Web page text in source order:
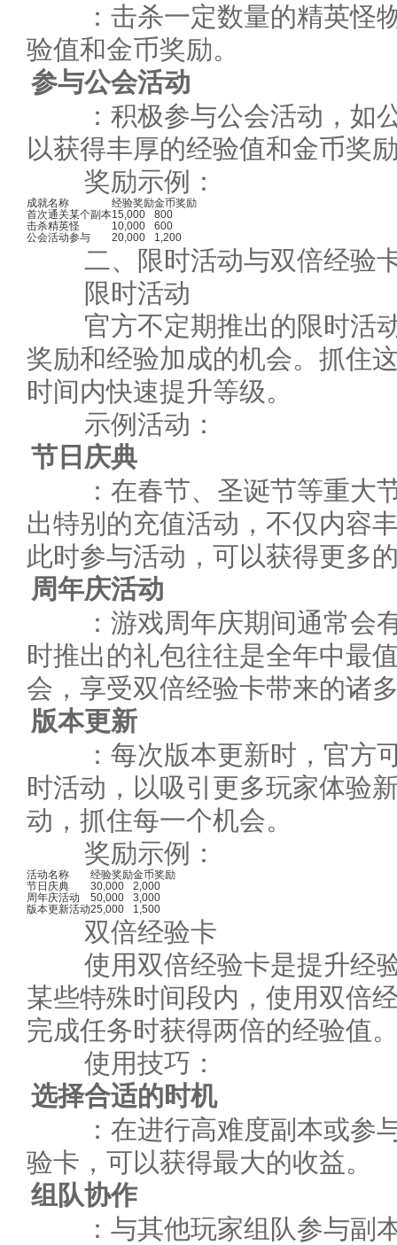
：击杀一定数量的精英怪
验值和金币奖励。
参与公会活动
：积极参与公会活动，如
以获得丰厚的经验值和金币奖
奖励示例：
成就名称 经验奖励金币奖励
首次通关某个副本15,000
800
击杀精英怪
10,000
600
公会活动参与
20,000 1,200
二、限时活动与双倍经验
限时活动
官方不定期推出的限时活
奖励和经验加成的机会。抓住
时间内快速提升等级。
示例活动：
节日庆典
：在春节、圣诞节等重大
出特别的充值活动，不仅内容
此时参与活动，可以获得更多
周年庆活动
：游戏周年庆期间通常会
时推出的礼包往往是全年中最
会，享受双倍经验卡带来的诸
版本更新
：每次版本更新时，官方
时活动，以吸引更多玩家体验
动，抓住每一个机会。
奖励示例：
活动名称 经验奖励金币奖励
节日庆典
30,000
2,000
周年庆活动
50,000
3,000
版本更新活动25,000 1,500
双倍经验卡
使用双倍经验卡是提升经
某些特殊时间段内，使用双倍
完成任务时获得两倍的经验值
使用技巧：
选择合适的时机
：在进行高难度副本或参
验卡，可以获得最大的收益。
组队协作
：与其他玩家组队参与副